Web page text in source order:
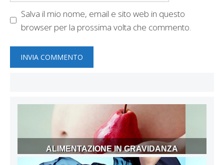
Salva il mio nome, email e sito web in questo
browser per la prossima volta che commento.
ALIMENTAZIONE IN GRAVIDANZA